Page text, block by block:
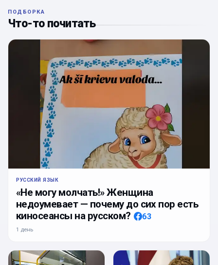
ПОДБОРКА
Что-то почитать
РУССКИЙ ЯЗЫК
«Не могу молчать!» Женщина
недоумевает — почему до сих пор есть
киносеансы на русском?
63
1 день